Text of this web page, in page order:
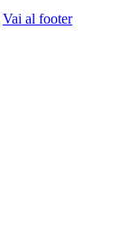
Vai al footer